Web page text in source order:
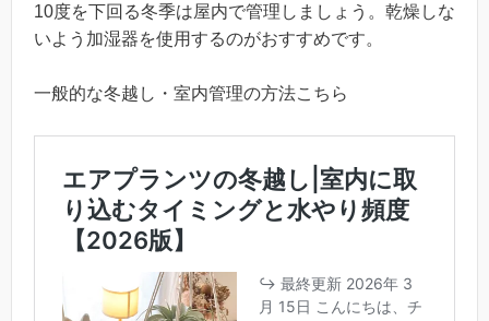
10度を下回る冬季は屋内で管理しましょう。乾燥しな
いよう加湿器を使用するのがおすすめです。
一般的な冬越し・室内管理の方法こちら